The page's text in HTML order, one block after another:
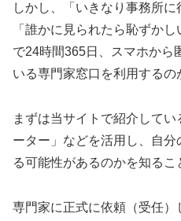
しかし、「いきなり事務所に
「誰かに見られたら恥ずか
で24時間365日、スマホから
いる専門家窓口を利用するの
まずは当サイトで紹介して
ーター」などを活用し、自
る可能性があるのかを知るこ
専門家に正式に依頼（受任